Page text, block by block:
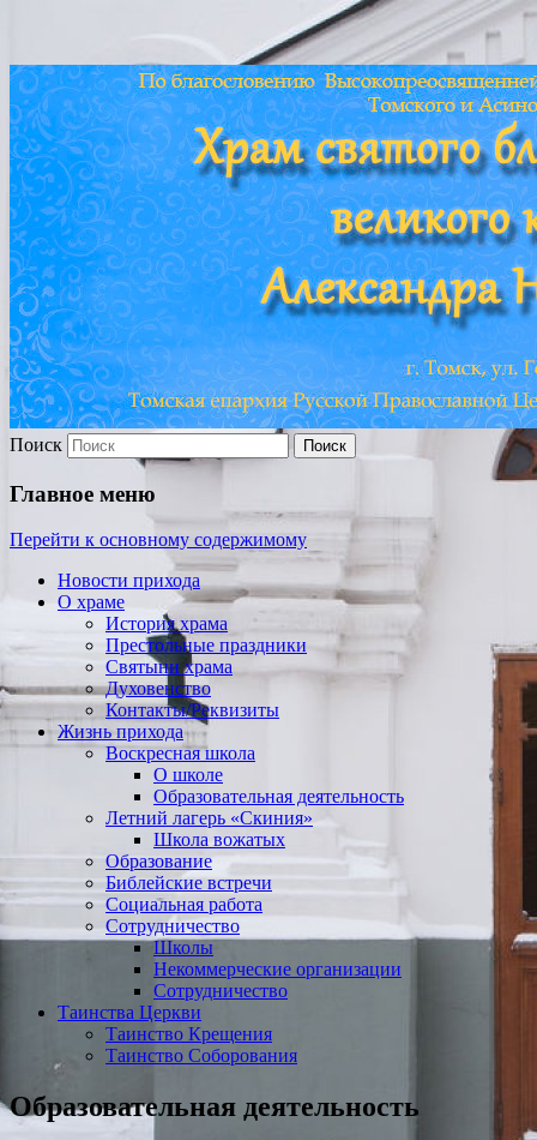
Храм св. Александра
Невского г. Томска
Поиск
Главное меню
Перейти к основному содержимому
Новости прихода
О храме
История храма
Престольные праздники
Святыни храма
Духовенство
Контакты/Реквизиты
Жизнь прихода
Воскресная школа
О школе
Образовательная деятельность
Летний лагерь «Скиния»
Школа вожатых
Образование
Библейские встречи
Социальная работа
Сотрудничество
Школы
Некоммерческие организации
Сотрудничество
Таинства Церкви
Таинство Крещения
Таинство Соборования
Образовательная деятельность